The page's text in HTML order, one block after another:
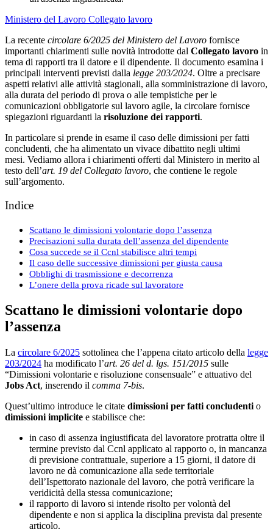
Ministero del Lavoro Collegato lavoro
La recente circolare 6/2025 del Ministero del Lavoro fornisce
importanti chiarimenti sulle novità introdotte dal Collegato lavoro in
tema di rapporti tra il datore e il dipendente. Il documento esamina i
principali interventi previsti dalla legge 203/2024. Oltre a precisare
aspetti relativi alle attività stagionali, alla somministrazione di lavoro,
alla durata del periodo di prova o alle tempistiche per le
comunicazioni obbligatorie sul lavoro agile, la circolare fornisce
spiegazioni riguardanti la risoluzione dei rapporti.
In particolare si prende in esame il caso delle dimissioni per fatti
concludenti, che ha alimentato un vivace dibattito negli ultimi
mesi. Vediamo allora i chiarimenti offerti dal Ministero in merito al
testo dell’art. 19 del Collegato lavoro, che contiene le regole
sull’argomento.
Indice
Scattano le dimissioni volontarie dopo l’assenza
Precisazioni sulla durata dell’assenza del dipendente
Cosa succede se il Ccnl stabilisce altri tempi
Il caso delle successive dimissioni per giusta causa
Obblighi di trasmissione e decorrenza
L’onere della prova ricade sul lavoratore
Scattano le dimissioni volontarie dopo
l’assenza
La circolare 6/2025 sottolinea che l’appena citato articolo della legge
203/2024 ha modificato l’art. 26 del d. lgs. 151/2015 sulle
“Dimissioni volontarie e risoluzione consensuale” e attuativo del
Jobs Act, inserendo il comma 7-bis.
Quest’ultimo introduce le citate dimissioni per fatti concludenti o
dimissioni implicite e stabilisce che:
in caso di assenza ingiustificata del lavoratore protratta oltre il
termine previsto dal Ccnl applicato al rapporto o, in mancanza
di previsione contrattuale, superiore a 15 giorni, il datore di
lavoro ne dà comunicazione alla sede territoriale
dell’Ispettorato nazionale del lavoro, che potrà verificare la
veridicità della stessa comunicazione;
il rapporto di lavoro si intende risolto per volontà del
dipendente e non si applica la disciplina prevista dal presente
articolo.